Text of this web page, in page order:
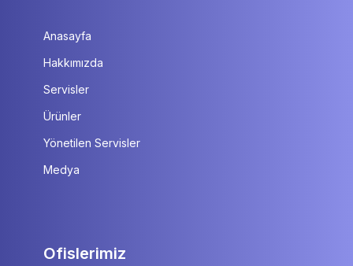
Anasayfa
Hakkımızda
Servisler
Ürünler
Yönetilen Servisler
Medya
Ofislerimiz